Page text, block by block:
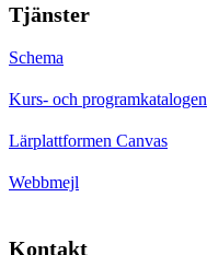
Tjänster
Schema
Kurs- och programkatalogen
Lärplattformen Canvas
Webbmejl
Kontakt